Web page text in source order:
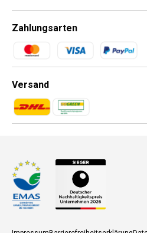
Zahlungsarten
Zahlungsmethoden
Versand
Zahlungsmethoden
Zahlungsmethoden